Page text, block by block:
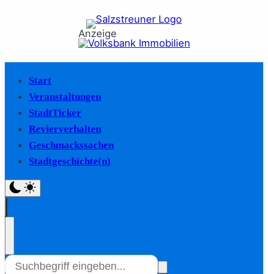
Anzeige
Start
Veranstaltungen
StadtTicker
Revierverhalten
Geschmackssachen
Stadtgeschichte(n)